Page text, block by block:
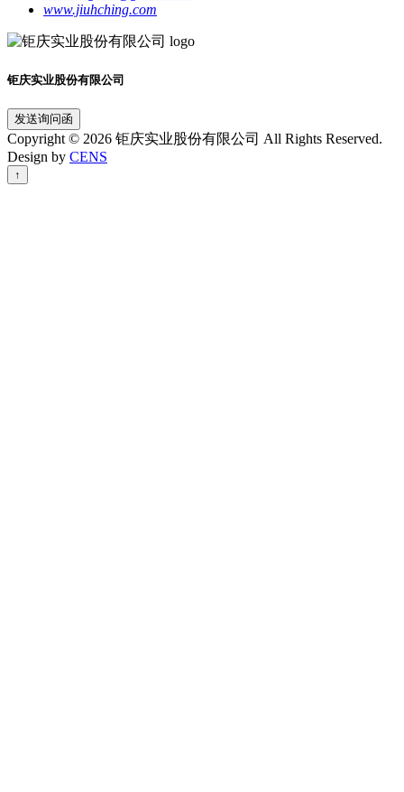
www.jiuhching.com
钜庆实业股份有限公司
发送询问函
Copyright © 2026 钜庆实业股份有限公司 All Rights Reserved.
Design by CENS
↑